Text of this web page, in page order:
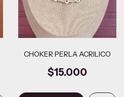
CHOKER PERLA ACRILICO
$15.000